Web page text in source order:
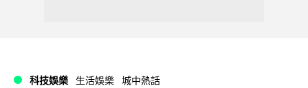
科技娛樂 生活娛樂 城中熱話